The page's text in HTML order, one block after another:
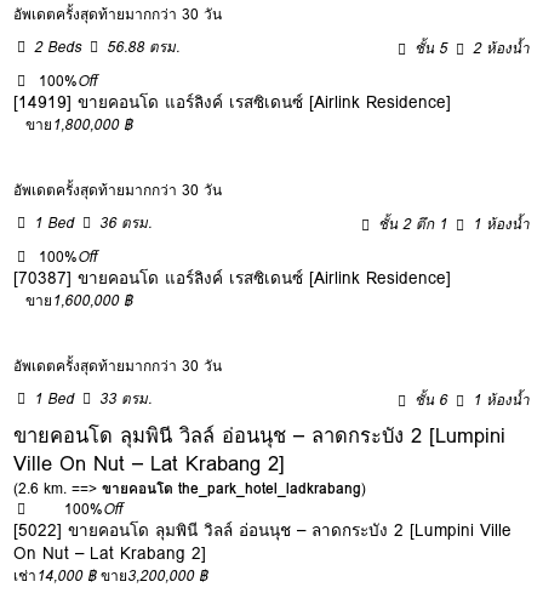
อัพเดตครั้งสุดท้ายมากกว่า 30 วัน
2 Beds
56.88 ตรม. ชั้น 5
2 ห้องน้ำ
100%Off
[14919] ขายคอนโด แอร์ลิงค์ เรสซิเดนซ์ [Airlink Residence]
ขาย1,800,000 ฿
อัพเดตครั้งสุดท้ายมากกว่า 30 วัน
1 Bed
36 ตรม. ชั้น 2 ตึก 1
1 ห้องน้ำ
100%Off
[70387] ขายคอนโด แอร์ลิงค์ เรสซิเดนซ์ [Airlink Residence]
ขาย1,600,000 ฿
อัพเดตครั้งสุดท้ายมากกว่า 30 วัน
1 Bed
33 ตรม. ชั้น 6 1 ห้องน้ำ
ขายคอนโด ลุมพินี วิลล์ อ่อนนุช – ลาดกระบัง 2 [Lumpini
Ville On Nut – Lat Krabang 2]
(2.6 km. ==>ขายคอนโด the_park_hotel_ladkrabang)
100%Off
[5022] ขายคอนโด ลุมพินี วิลล์ อ่อนนุช – ลาดกระบัง 2 [Lumpini Ville
On Nut – Lat Krabang 2]
เช่า14,000 ฿ ขาย3,200,000 ฿